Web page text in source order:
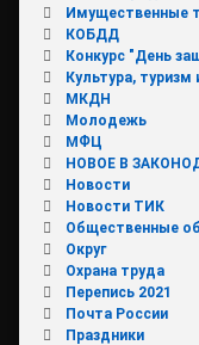
Имущественные
КОБДД
Конкурс "День
Культура,
МКДН
Молодежь
МФЦ
НОВОЕ В
Новости
Новости ТИК
Общественные
Округ
Охрана труда
Перепись 2021
Почта России
Праздники